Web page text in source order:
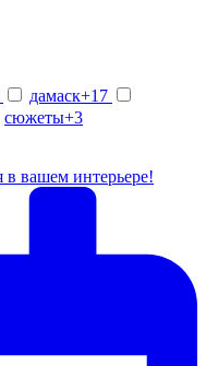
дамаск+17
сюжеты+3